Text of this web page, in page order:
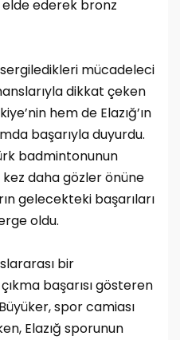
ederek bronz
mücadeleci
dikkat çeken
hem de Elazığ’ın
başarıyla duyurdu.
badmintonunun
daha gözler önüne
gelecekteki başarıları
oldu.
bir
başarısı gösteren
spor camiası
Elazığ sporunun